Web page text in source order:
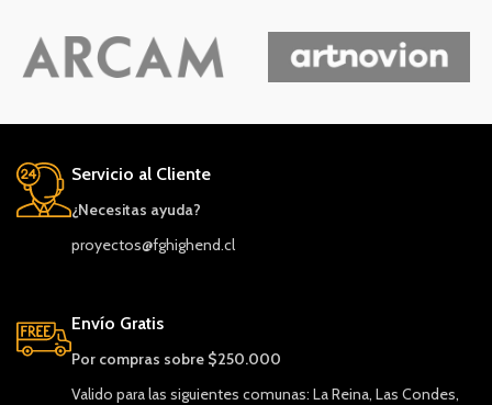
Servicio al Cliente
¿Necesitas ayuda?
proyectos@fghighend.cl
Envío Gratis
Por compras sobre $250.000
Valido para las siguientes comunas: La Reina, Las Condes,